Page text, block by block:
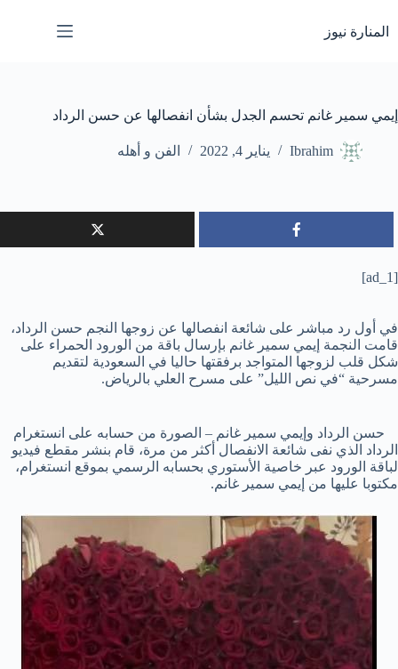
إلى
المحتوى
المنارة نيوز
إيمي سمير غانم تحسم الجدل بشأن انفصالها عن حسن الرداد
Ibrahim يناير 4, 2022 الفن و أهله
[ad_1]
في أول رد مباشر على شائعة انفصالها عن زوجها النجم حسن الرداد،
قامت النجمة إيمي سمير غانم بإرسال باقة من الورود الحمراء على
شكل قلب لزوجها المتواجد برفقتها حاليا في السعودية لتقديم
مسرحية “في نص الليل” على مسرح العلي بالرياض.
حسن الرداد وإيمي سمير غانم – الصورة من حسابه على انستغرام
الرداد الذي نفى شائعة الانفصال أكثر من مرة، قام بنشر مقطع فيديو
لباقة الورود عبر خاصية الأستوري بحسابه الرسمي بموقع انستغرام،
مكتوبا عليها من إيمي سمير غانم.